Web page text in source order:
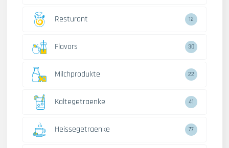
Resturant 12
Flavors 30
Milchprodukte 22
Kaltegetraenke 41
Heissegetraenke 77